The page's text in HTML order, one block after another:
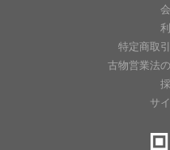
特定商取
古物営業法
サ